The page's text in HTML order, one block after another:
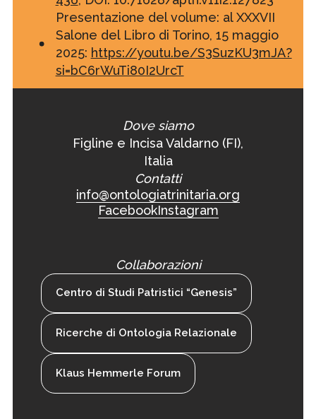
Presentazione del volume: al XXXVII
Salone del Libro di Torino, 15 maggio
2025: https://youtu.be/S3SuzKU3mJA?
si=bC6rWuTi80I2UrcT
Dove siamo
Figline e Incisa Valdarno (FI),
Italia
Contatti
info@ontologiatrinitaria.org
FacebookInstagram
Collaborazioni
Centro di Studi Patristici “Genesis”
Ricerche di Ontologia Relazionale
Klaus Hemmerle Forum